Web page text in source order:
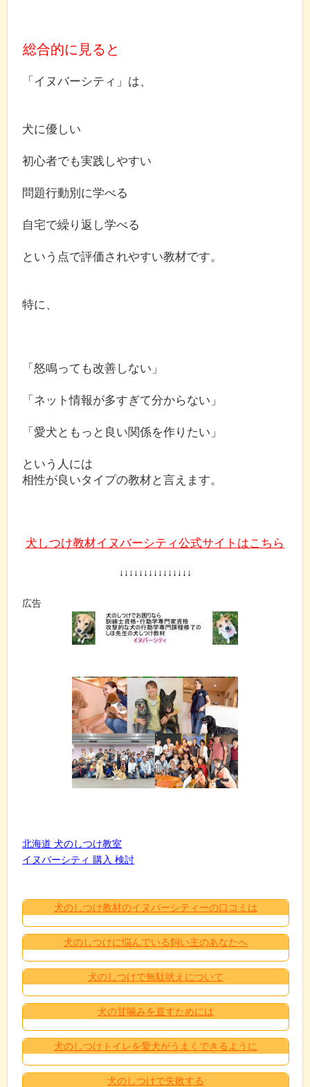
総合的に見ると
「イヌバーシティ」は、
犬に優しい
初心者でも実践しやすい
問題行動別に学べる
自宅で繰り返し学べる
という点で評価されやすい教材です。
特に、
「怒鳴っても改善しない」
「ネット情報が多すぎて分からない」
「愛犬ともっと良い関係を作りたい」
という人には
相性が良いタイプの教材と言えます。
犬しつけ教材イヌバーシティ公式サイトはこちら
↓↓↓↓↓↓↓↓↓↓↓↓↓↓↓
広告
北海道 犬のしつけ教室
イヌバーシティ 購入 検討
犬のしつけ教材のイヌバーシティーの口コミは
犬のしつけに悩んでいる飼い主のあなたへ
犬のしつけで無駄吠えについて
犬の甘噛みを直すためには
犬のしつけトイレを愛犬がうまくできるように
犬のしつけで失敗する